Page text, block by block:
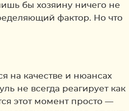
бы хозяину ничего не
фактор. Но что
на качестве и нюансах
не всегда реагирует как
этот момент просто —